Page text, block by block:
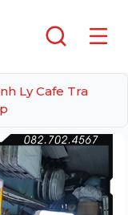
Ly Cafe Tra